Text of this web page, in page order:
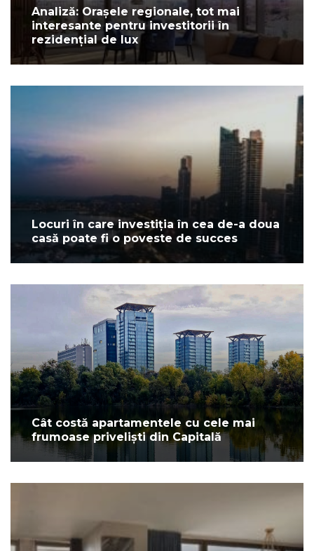
Analiză: Orașele regionale, tot mai
interesante pentru investitorii în
rezidențial de lux
Locuri în care investiția în cea de-a doua
casă poate fi o poveste de succes
Cât costă apartamentele cu cele mai
frumoase priveliști din Capitală